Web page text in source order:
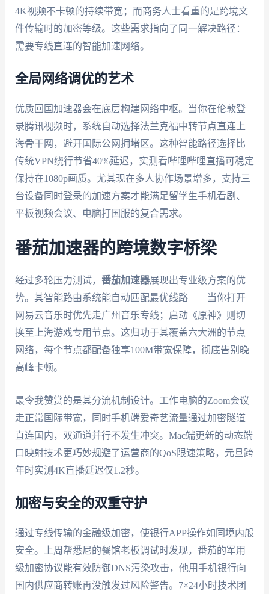
4K视频不卡顿的持续带宽；而商务人士看重的是跨境文
件传输时的加密等级。这些需求指向了同一解决路径：
需要专线直连的智能加速网络。
全局网络调优的艺术
优质回国加速器会在底层构建网络中枢。当你在伦敦登
录腾讯视频时，系统自动选择法兰克福中转节点直连上
海骨干网，避开国际公网拥堵区。这种智能路径选择比
传统VPN绕行节省40%延迟，实测看哔哩哔哩直播可稳定
保持在1080p画质。尤其现在多人协作场景增多，支持三
台设备同时登录的加速方案才能满足留学生手机看剧、
平板视频会议、电脑打国服的复合需求。
番茄加速器的跨境数字桥梁
经过多轮压力测试， 番茄加速器展现出专业级方案的优
势。其智能路由系统能自动匹配最优线路——当你打开
网易云音乐时优先走广州音乐专线；启动《原神》则切
换至上海游戏专用节点。这归功于其覆盖六大洲的节点
网络，每个节点都配备独享100M带宽保障，彻底告别晚
高峰卡顿。
最令我赞赏的是其分流机制设计。工作电脑的Zoom会议
走正常国际带宽，同时手机端爱奇艺流量通过加密隧道
直连国内，双通道并行不发生冲突。Mac端更新的动态端
口映射技术更巧妙规避了运营商的QoS限速策略，元旦跨
年时实测4K直播延迟仅1.2秒。
加密与安全的双重守护
通过专线传输的金融级加密，使银行APP操作如同境内般
安全。上周帮悉尼的餐馆老板调试时发现，番茄的军用
级加密协议能有效防御DNS污染攻击，他用手机银行向
国内供应商转账再没触发过风险警告。7×24小时技术团